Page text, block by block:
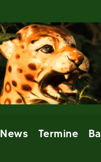
News Termine